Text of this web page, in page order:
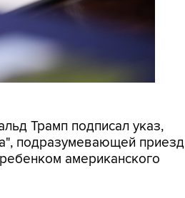
Трамп подписал указ,
подразумевающей приезд
американского